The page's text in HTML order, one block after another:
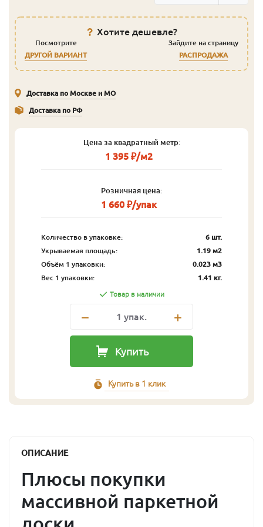
Хотите дешевле?
Посмотрите
ДРУГОЙ ВАРИАНТ
Зайдите на страницу
РАСПРОДАЖА
Доставка по Москве и МО
Доставка по РФ
Цена за квадратный метр:
1 395 ₽/м2
Розничная цена:
1 660 ₽/упак
Количество в упаковке:
6 шт.
Укрываемая площадь:
1.19 м2
Объём 1 упаковки:
0.023 м3
Вес 1 упаковки:
1.41 кг.
Товар в наличии
1 упак.
Купить
Купить в 1 клик
ОПИСАНИЕ
Плюсы покупки
массивной паркетной